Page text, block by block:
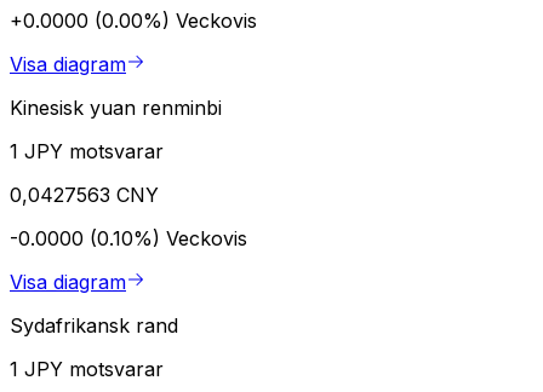
+0.0000 (0.00%) Veckovis
Visa diagram
Kinesisk yuan renminbi
1 JPY motsvarar
0,0427563 CNY
-0.0000 (0.10%) Veckovis
Visa diagram
Sydafrikansk rand
1 JPY motsvarar